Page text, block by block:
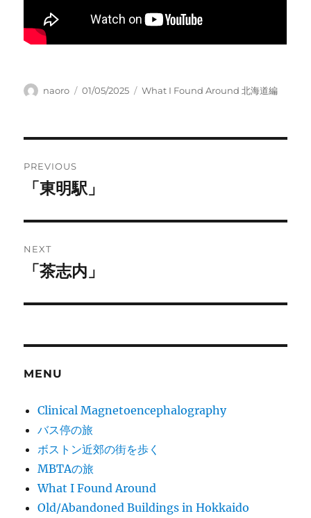
Author
naoro
Posted
01/05/2025 Categories
What I Found Around 北海道編
navigation
PREVIOUS
Previous
「東明駅」
NEXT
Next
「茶志内」
MENU
Clinical Magnetoencephalography
バス停の旅
ボストン近郊の街を歩く
MBTAの旅
What I Found Around
Old/Abandoned Buildings in Hokkaido